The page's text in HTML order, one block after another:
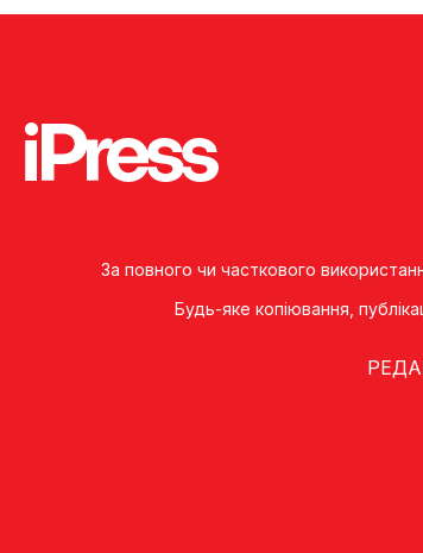
За повного чи часткового
Будь-яке копiювання,